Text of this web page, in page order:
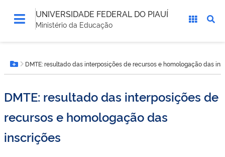
UNIVERSIDADE FEDERAL DO PIAUÍ
Ministério da Educação
está
aqui:Botão Menu
DMTE: resultado das interposições de recursos e homologação das
DMTE: resultado das interposições de
recursos e homologação das
inscrições